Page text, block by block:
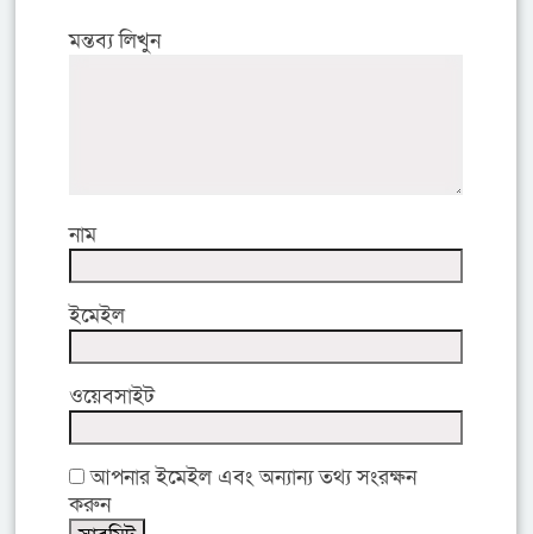
মন্তব্য লিখুন
নাম
ইমেইল
ওয়েবসাইট
আপনার ইমেইল এবং অন্যান্য তথ্য সংরক্ষন
করুন